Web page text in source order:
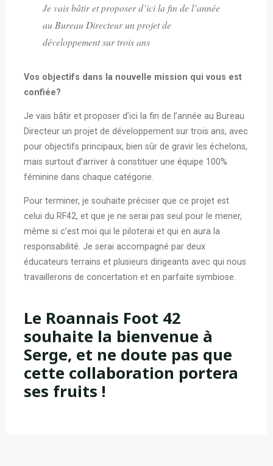
Je vais bâtir et proposer d’ici la fin de l’année
au Bureau Directeur un projet de
développement sur trois ans
Vos objectifs dans la nouvelle mission qui vous est
confiée?
Je vais bâtir et proposer d’ici la fin de l’année au Bureau
Directeur un projet de développement sur trois ans, avec
pour objectifs principaux, bien sûr de gravir les échelons,
mais surtout d’arriver à constituer une équipe 100%
féminine dans chaque catégorie.
Pour terminer, je souhaite préciser que ce projet est
celui du RF42, et que je ne serai pas seul pour le mener,
même si c’est moi qui le piloterai et qui en aura la
responsabilité. Je serai accompagné par deux
éducateurs terrains et plusieurs dirigeants avec qui nous
travaillerons de concertation et en parfaite symbiose.
Le Roannais Foot 42
souhaite la bienvenue à
Serge, et ne doute pas que
cette collaboration portera
ses fruits !